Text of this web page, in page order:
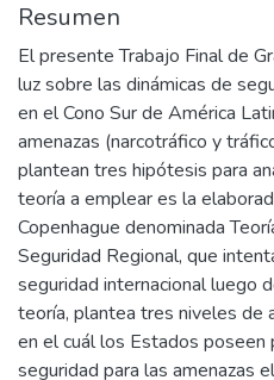
Resumen
El presente Trabajo Final de
luz sobre las dinámicas de
en el Cono Sur de América
amenazas (narcotráfico y
plantean tres hipótesis para
teoría a emplear es la
Copenhague denominada
Seguridad Regional, que
seguridad internacional luego
teoría, plantea tres niveles de
en el cuál los Estados poseen
seguridad para las amenazas